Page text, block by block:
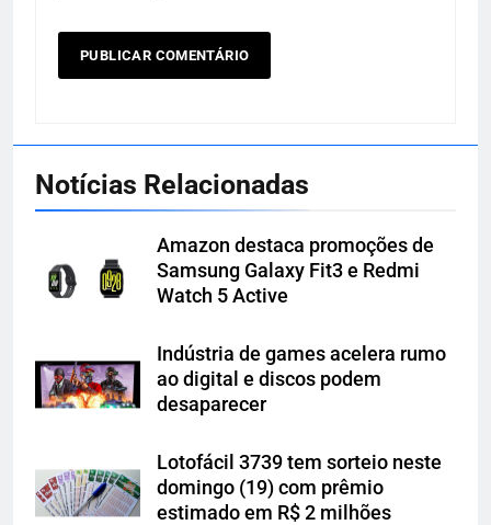
Notícias Relacionadas
Amazon destaca promoções de
Samsung Galaxy Fit3 e Redmi
Watch 5 Active
Indústria de games acelera rumo
ao digital e discos podem
desaparecer
Lotofácil 3739 tem sorteio neste
domingo (19) com prêmio
estimado em R$ 2 milhões